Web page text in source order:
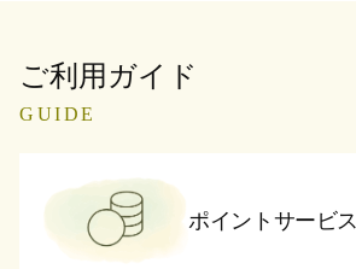
ご利用ガイド
GUIDE
ポイントサービス